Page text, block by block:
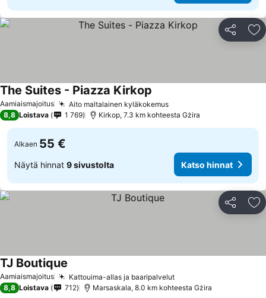
Jaa
Aamiaismajoitus Aito maltalainen kyläkokemus
The Suites - Piazza Kirkop
8,8 Loistava 1 769 Kirkop, 7.3 km kohteesta Gżira
Alkaen 55 €
Näytä hinnat 9 sivustolta Katso hinnat
Jaa
Aamiaismajoitus Kattouima-allas ja baaripalvelut
TJ Boutique
8,8 Loistava 712 Marsaskala, 8.0 km kohteesta Gżira